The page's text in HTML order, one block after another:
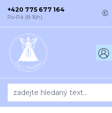
+420 775 677 164
Po-Pá (8-16h)